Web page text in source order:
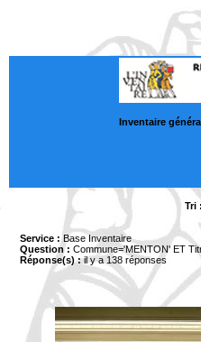
Inventaire
Tri
Service : Base Inventaire
Question : Commune='MENTON' ET
Réponse(s) :il y a 138 réponses